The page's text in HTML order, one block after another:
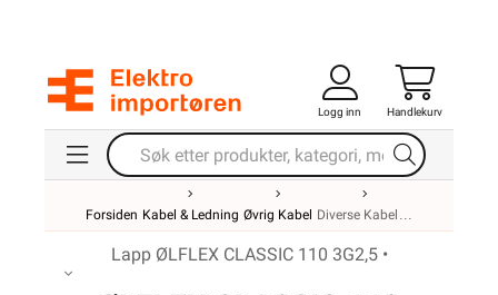
Logg inn Handlekurv
Forsiden Kabel & Ledning Øvrig Kabel Diverse Kabel
Lapp ØLFLEX CLASSIC 110 3G2,5 •